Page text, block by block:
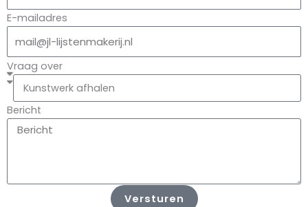
E-mailadres
Vraag over
Bericht
Versturen